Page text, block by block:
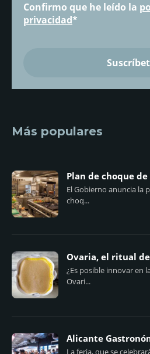
Confirmo que he leído la
privacidad*
Más populares
Plan de choque
El Gobierno anuncia la
choq...
Ovaria, el ritual
¿Es posible innovar en
Ovari...
Alicante
La feria, que se